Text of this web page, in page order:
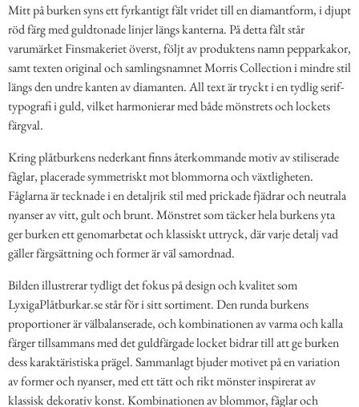
Mitt på burken syns ett fyrkantigt fält vridet till en diamantform, i djupt
röd färg med guldtonade linjer längs kanterna. På detta fält står
varumärket Finsmakeriet överst, följt av produktens namn pepparkakor,
samt texten original och samlingsnamnet Morris Collection i mindre stil
längs den undre kanten av diamanten. All text är tryckt i en tydlig serif-
typografi i guld, vilket harmonierar med både mönstrets och lockets
färgval.
Kring plåtburkens nederkant finns återkommande motiv av stiliserade
fåglar, placerade symmetriskt mot blommorna och växtligheten.
Fåglarna är tecknade i en detaljrik stil med prickade fjädrar och neutrala
nyanser av vitt, gult och brunt. Mönstret som täcker hela burkens yta
ger burken ett genomarbetat och klassiskt uttryck, där varje detalj vad
gäller färgsättning och former är väl samordnad.
Bilden illustrerar tydligt det fokus på design och kvalitet som
LyxigaPlåtburkar.se står för i sitt sortiment. Den runda burkens
proportioner är välbalanserade, och kombinationen av varma och kalla
färger tillsammans med det guldfärgade locket bidrar till att ge burken
dess karaktäristiska prägel. Sammanlagt bjuder motivet på en variation
av former och nyanser, med ett tätt och rikt mönster inspirerat av
klassisk dekorativ konst. Kombinationen av blommor, fåglar och